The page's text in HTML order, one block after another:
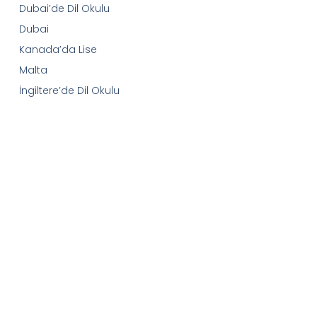
Dubai’de Dil Okulu
Dubai
Kanada’da Lise
Malta
İngiltere’de Dil Okulu